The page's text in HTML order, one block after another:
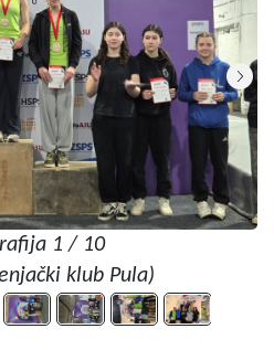
1 / 10
klub Pula)